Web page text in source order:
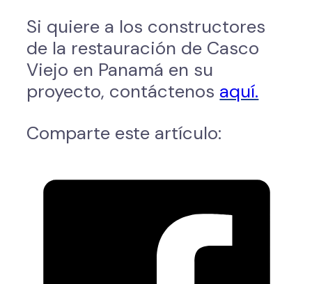
Si quiere a los constructores
de la restauración de Casco
Viejo en Panamá en su
proyecto, contáctenos aquí.
Comparte este artículo: